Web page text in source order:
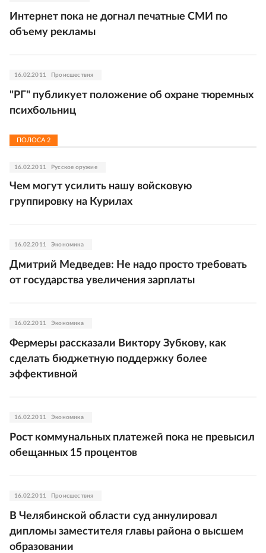
Интернет пока не догнал печатные СМИ по
объему рекламы
16.02.2011 Происшествия
"РГ" публикует положение об охране тюремных
психбольниц
ПОЛОСА 2
16.02.2011 Русское оружие
Чем могут усилить нашу войсковую
группировку на Курилах
16.02.2011 Экономика
Дмитрий Медведев: Не надо просто требовать
от государства увеличения зарплаты
16.02.2011 Экономика
Фермеры рассказали Виктору Зубкову, как
сделать бюджетную поддержку более
эффективной
16.02.2011 Экономика
Рост коммунальных платежей пока не превысил
обещанных 15 процентов
16.02.2011 Происшествия
В Челябинской области суд аннулировал
дипломы заместителя главы района о высшем
образовании